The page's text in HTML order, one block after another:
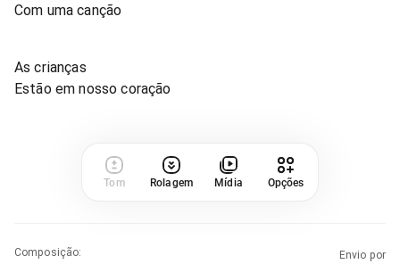
Com uma canção
As crianças
Estão em nosso coração
Tom Rolagem Mídia Opções
Composição:
Envio por